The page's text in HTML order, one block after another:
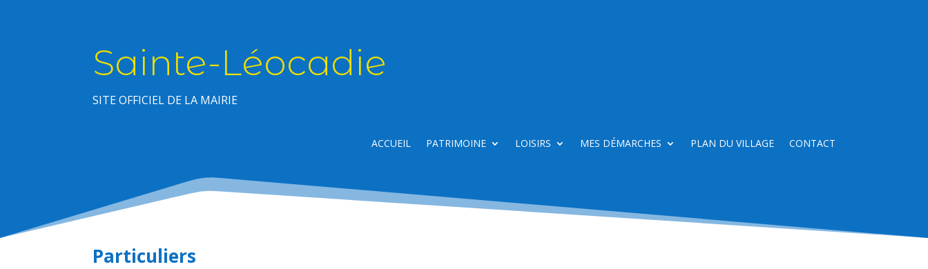
Sainte-Léocadie
SITE OFFICIEL DE LA MAIRIE
ACCUEIL PATRIMOINE LOISIRS MES DÉMARCHES PLAN DU VILLAGE CONTACT
Particuliers